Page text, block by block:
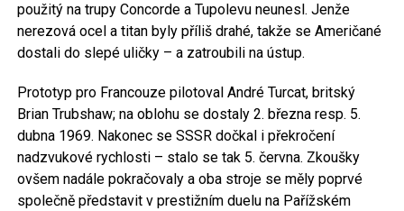
použitý na trupy Concorde a Tupolevu neunesl. Jenže
nerezová ocel a titan byly příliš drahé, takže se Američané
dostali do slepé uličky – a zatroubili na ústup.
Prototyp pro Francouze pilotoval André Turcat, britský
Brian Trubshaw; na oblohu se dostaly 2. března resp. 5.
dubna 1969. Nakonec se SSSR dočkal i překročení
nadzvukové rychlosti – stalo se tak 5. června. Zkoušky
ovšem nadále pokračovaly a oba stroje se měly poprvé
společně představit v prestižním duelu na Pařížském